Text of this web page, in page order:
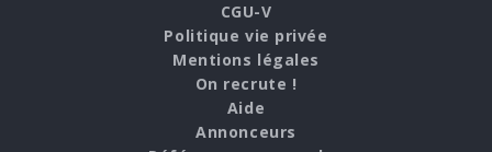
CGU-V
Politique vie privée
Mentions légales
On recrute !
Aide
Annonceurs